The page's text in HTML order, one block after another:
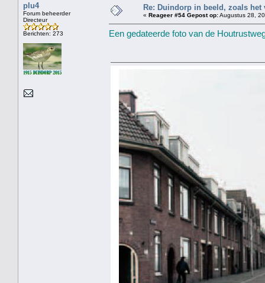
plu4
Forum beheerder
Directeur
Berichten: 273
Re: Duindorp in beeld, zoals het
« Reageer #54 Gepost op:Augustus 28,
Een gedateerde foto van de